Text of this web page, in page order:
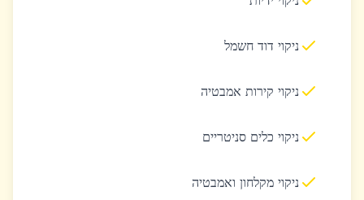
ניקוי דוד חשמל
ניקוי קירות אמבטיה
ניקוי כלים סניטריים
ניקוי מקלחון ואמבטיה